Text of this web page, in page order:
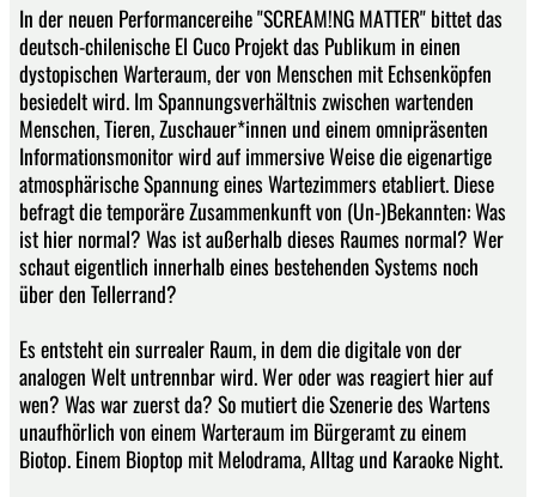
In der neuen Performancereihe "SCREAM!NG MATTER" bittet das
deutsch-chilenische El Cuco Projekt das Publikum in einen
dystopischen Warteraum, der von Menschen mit Echsenköpfen
besiedelt wird. Im Spannungsverhältnis zwischen wartenden
Menschen, Tieren, Zuschauer*innen und einem omnipräsenten
Informationsmonitor wird auf immersive Weise die eigenartige
atmosphärische Spannung eines Wartezimmers etabliert. Diese
befragt die temporäre Zusammenkunft von (Un-)Bekannten: Was
ist hier normal? Was ist außerhalb dieses Raumes normal? Wer
schaut eigentlich innerhalb eines bestehenden Systems noch
über den Tellerrand?
Es entsteht ein surrealer Raum, in dem die digitale von der
analogen Welt untrennbar wird. Wer oder was reagiert hier auf
wen? Was war zuerst da? So mutiert die Szenerie des Wartens
unaufhörlich von einem Warteraum im Bürgeramt zu einem
Biotop. Einem Bioptop mit Melodrama, Alltag und Karaoke Night.